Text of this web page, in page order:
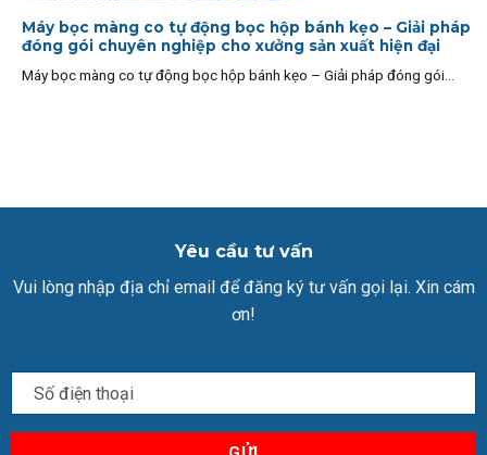
Máy bọc màng co tự động bọc hộp bánh kẹo – Giải pháp
đóng gói chuyên nghiệp cho xưởng sản xuất hiện đại
Máy bọc màng co tự động bọc hộp bánh kẹo – Giải pháp đóng gói...
Yêu cầu tư vấn
Vui lòng nhập địa chỉ email để đăng ký tư vấn gọi lại. Xin cám
ơn!